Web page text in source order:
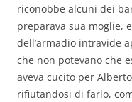
riconobbe alcuni dei
preparava sua moglie,
dell’armadio intravide
che non potevano che
aveva cucito per
rifiutandosi di farlo,